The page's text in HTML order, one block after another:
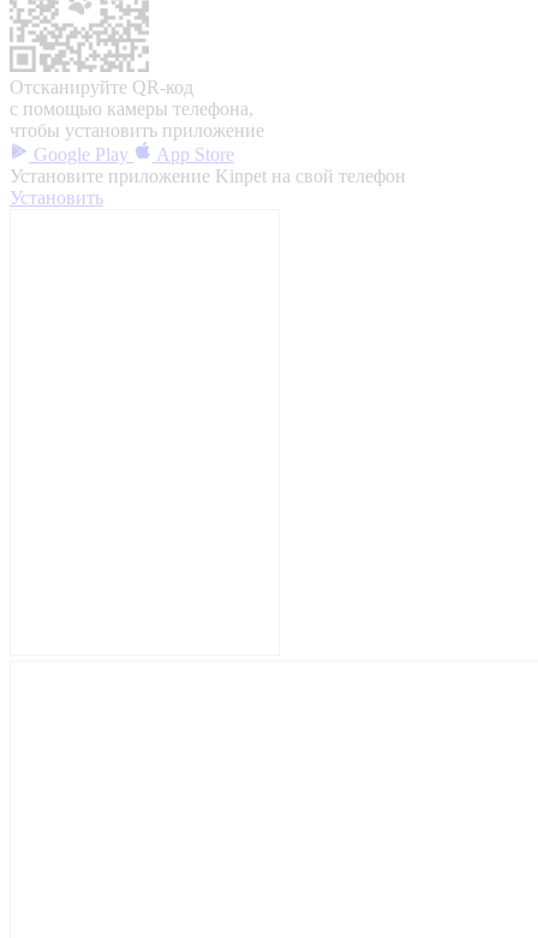
Отсканируйте QR-код
с помощью камеры телефона,
чтобы установить приложение
Google Play
App Store
Установите приложение Kinpet на свой телефон
Установить